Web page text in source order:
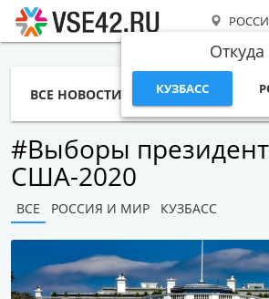
КУЗБАСС
ВСЕ НОВОСТИ СТАТЬИ ТЕМЫ
#Выборы
США-2020
ВСЕ РОССИЯ И МИР КУЗБАСС